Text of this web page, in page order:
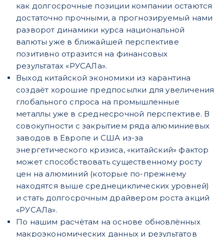
как долгосрочные позиции компании остаются
достаточно прочными, а прогнозируемый нами
разворот динамики курса национальной
валюты уже в ближайшей перспективе
позитивно отразится на финансовых
результатах «РУСАЛа».
Выход китайской экономики из карантина
создаёт хорошие предпосылки для увеличения
глобального спроса на промышленные
металлы уже в среднесрочной перспективе. В
совокупности с закрытием ряда алюминиевых
заводов в Европе и США из-за
энергетического кризиса, «китайский» фактор
может способствовать существенному росту
цен на алюминий (которые по-прежнему
находятся выше среднециклических уровней)
и стать долгосрочным драйвером роста акций
«РУСАЛа».
По нашим расчётам на основе обновлённых
макроэкономических данных и результатов